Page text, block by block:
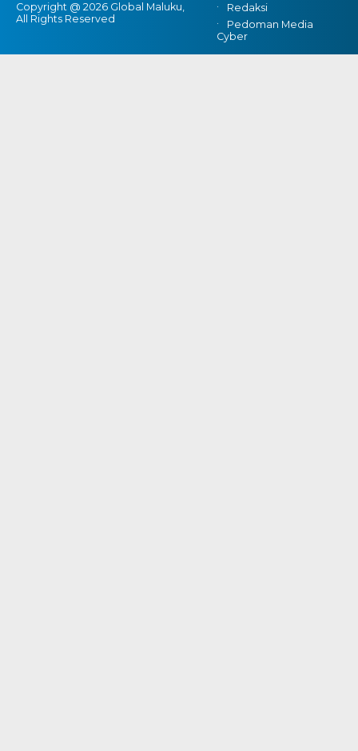
Copyright @ 2026 Global Maluku,
All Rights Reserved
Redaksi
Pedoman Media
Cyber